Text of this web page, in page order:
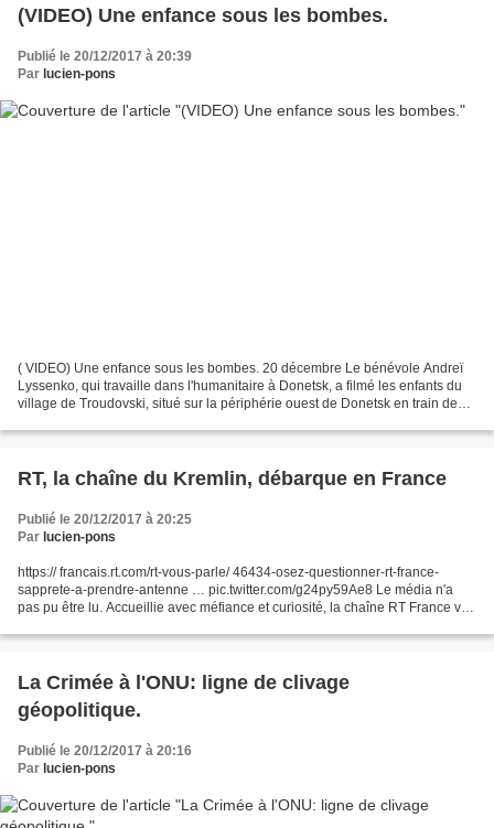
(VIDEO) Une enfance sous les bombes.
Publié le 20/12/2017 à 20:39
Par lucien-pons
( VIDEO) Une enfance sous les bombes. 20 décembre Le bénévole Andreï
Lyssenko, qui travaille dans l'humanitaire à Donetsk, a filmé les enfants du
village de Troudovski, situé sur la périphérie ouest de Donetsk en train de
RT, la chaîne du Kremlin, débarque en France
Publié le 20/12/2017 à 20:25
Par lucien-pons
https:// francais.rt.com/rt-vous-parle/ 46434-osez-questionner-rt-france-
sapprete-a-prendre-antenne … pic.twitter.com/g24py59Ae8 Le média n'a
pas pu être lu. Accueillie avec méfiance et curiosité, la chaîne RT France va
La Crimée à l'ONU: ligne de clivage
géopolitique.
Publié le 20/12/2017 à 20:16
Par lucien-pons